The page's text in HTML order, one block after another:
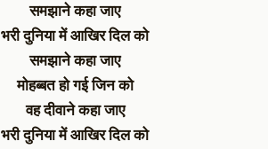
समझाने कहा जाए
भरी दुनिया में आखिर दिल को
समझाने कहा जाए
मोहब्बत हो गई जिन को
वह दीवाने कहा जाए
भरी दुनिया में आखिर दिल को